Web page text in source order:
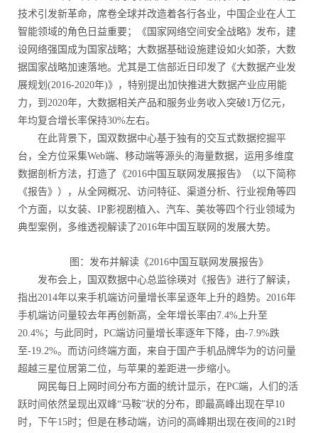
技术引发新革命，席卷全球并改造着各行各业，中国企业在人工
智能领域的角色日益重要；《国家网络空间安全战略》发布，建
设网络强国成为国家战略；大数据基础设施建设如火如荼，大数
据国家战略加速落地。尤其是工信部近日印发了《大数据产业发
展规划(2016-2020年)》，特别提出加快推进大数据产业应用能
力，到2020年，大数据相关产品和服务业务收入突破1万亿元，
年均复合增长率保持30%左右。
在此背景下，国双数据中心基于独有的交互式数据挖掘平
台，全方位采集Web端、移动端等源头的海量数据，运用多维度
数据剖析方法，打造了《2016中国互联网发展报告》（以下简称
《报告》），从全网概况、访问特征、渠道分析、行业视角等四
个方面，以女装、IP影视剧植入、汽车、美妆等四个行业领域为
典型案例，多维透视解读了2016年中国互联网的发展大势。
图：发布并解读《2016中国互联网发展报告》
发布会上，国双数据中心总监徐瑛对《报告》进行了解读，
指出2014年以来手机端访问量增长率呈逐年上升的趋势。2016年
手机端访问量较去年再创新高，全年增长率由7.4%上升至
20.4%；与此同时，PC端访问量增长率逐年下降，由-7.9%跌
至-19.2%。而访问终端方面，来自于国产手机品牌华为的访问量
超越三星位居第二位，与苹果的差距进一步缩小。
网民每日上网时间分布方面的统计显示，在PC端，人们的活
跃时间依然呈现出双峰“马鞍”状的分布，即最高峰出现在早10
时，下午15时；但是在移动端，访问的高峰期出现在夜间的21时